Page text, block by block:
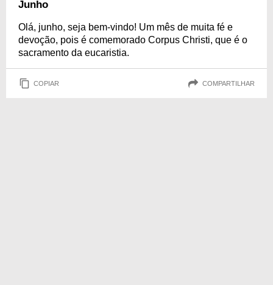
Junho
Olá, junho, seja bem-vindo! Um mês de muita fé e
devoção, pois é comemorado Corpus Christi, que é o
sacramento da eucaristia.
COPIAR COMPARTILHAR